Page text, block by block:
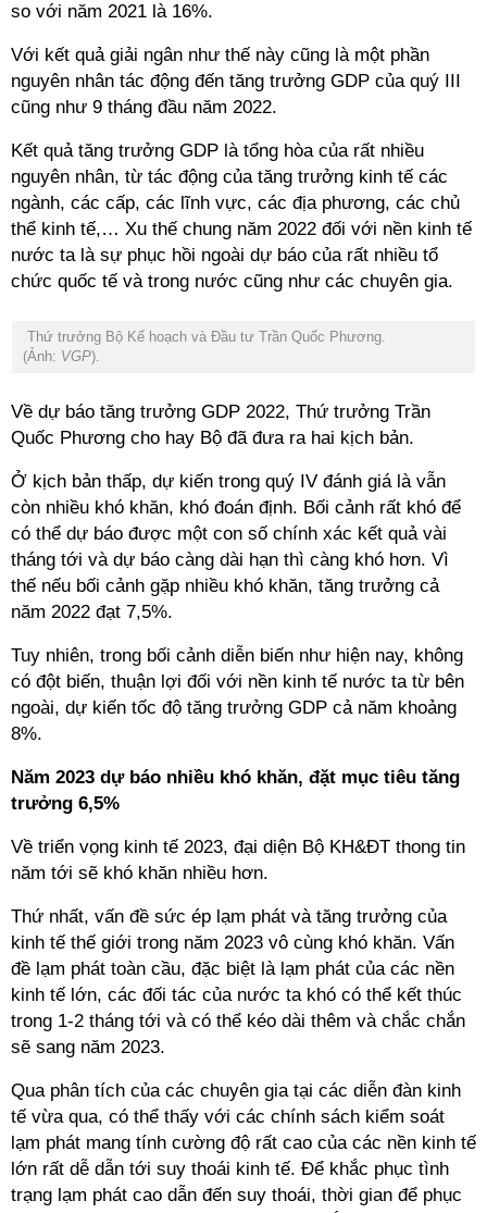
so với năm 2021 là 16%.
Với kết quả giải ngân như thế này cũng là một phần
nguyên nhân tác động đến tăng trưởng GDP của quý III
cũng như 9 tháng đầu năm 2022.
Kết quả tăng trưởng GDP là tổng hòa của rất nhiều
nguyên nhân, từ tác động của tăng trưởng kinh tế các
ngành, các cấp, các lĩnh vực, các địa phương, các chủ
thể kinh tế,… Xu thế chung năm 2022 đối với nền kinh tế
nước ta là sự phục hồi ngoài dự báo của rất nhiều tổ
chức quốc tế và trong nước cũng như các chuyên gia.
Thứ trưởng Bộ Kế hoạch và Đầu tư Trần Quốc Phương.
(Ảnh: VGP).
Về dự báo tăng trưởng GDP 2022, Thứ trưởng Trần
Quốc Phương cho hay Bộ đã đưa ra hai kịch bản.
Ở kịch bản thấp, dự kiến trong quý IV đánh giá là vẫn
còn nhiều khó khăn, khó đoán định. Bối cảnh rất khó để
có thể dự báo được một con số chính xác kết quả vài
tháng tới và dự báo càng dài hạn thì càng khó hơn. Vì
thế nếu bối cảnh gặp nhiều khó khăn, tăng trưởng cả
năm 2022 đạt 7,5%.
Tuy nhiên, trong bối cảnh diễn biến như hiện nay, không
có đột biến, thuận lợi đối với nền kinh tế nước ta từ bên
ngoài, dự kiến tốc độ tăng trưởng GDP cả năm khoảng
8%.
Năm 2023 dự báo nhiều khó khăn, đặt mục tiêu tăng
trưởng 6,5%
Về triển vọng kinh tế 2023, đại diện Bộ KH&ĐT thong tin
năm tới sẽ khó khăn nhiều hơn.
Thứ nhất, vấn đề sức ép lạm phát và tăng trưởng của
kinh tế thế giới trong năm 2023 vô cùng khó khăn. Vấn
đề lạm phát toàn cầu, đặc biệt là lạm phát của các nền
kinh tế lớn, các đối tác của nước ta khó có thể kết thúc
trong 1-2 tháng tới và có thể kéo dài thêm và chắc chắn
sẽ sang năm 2023.
Qua phân tích của các chuyên gia tại các diễn đàn kinh
tế vừa qua, có thể thấy với các chính sách kiểm soát
lạm phát mang tính cường độ rất cao của các nền kinh tế
lớn rất dễ dẫn tới suy thoái kinh tế. Để khắc phục tình
trạng lạm phát cao dẫn đến suy thoái, thời gian để phục